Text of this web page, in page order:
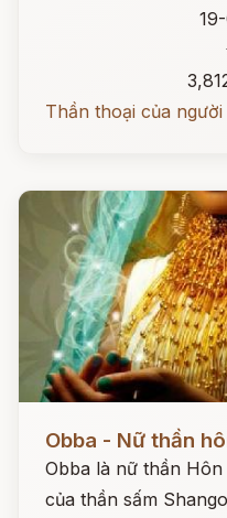
Thần thoại của
Obba - Nữ thần
Obba là nữ thần
của thần sấm